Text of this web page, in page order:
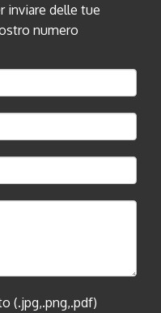
inviare delle tue
numero
(.jpg,.png,.pdf)